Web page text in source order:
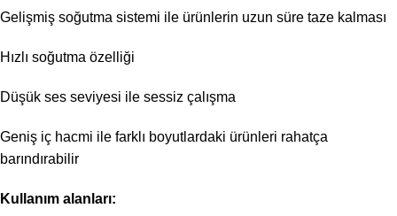
Gelişmiş soğutma sistemi ile ürünlerin uzun süre taze kalması
Hızlı soğutma özelliği
Düşük ses seviyesi ile sessiz çalışma
Geniş iç hacmi ile farklı boyutlardaki ürünleri rahatça
barındırabilir
Kullanım alanları: